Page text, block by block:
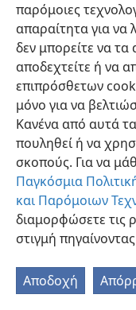
παρόμοιες
απαραίτητα για να
δεν μπορείτε να
αποδεχτείτε ή να
επιπρόσθετων
μόνο για να
Κανένα από αυτά
πουληθεί ή να
σκοπούς. Για να
Παγκόσμια
και Παρόμοιων
διαμορφώσετε τις
στιγμή πηγαίνοντας
Αποδοχή
28Αλλ’ όχι για
καθώς έβλεπε τον
πέτρα μεγέθους
θάλασσα, τον
ριφθή η Βαβυλών η
πλέον. Και εν αυτή
και πάντων των
περιλαμβάνει,
Χριστιανών
στους δύο
Αποκάλ. 18:21-24)
από τη ράχη της
Ξαφνικά, ως «εν
οφειλόμενη κρίσις
της, και ολόκληρο